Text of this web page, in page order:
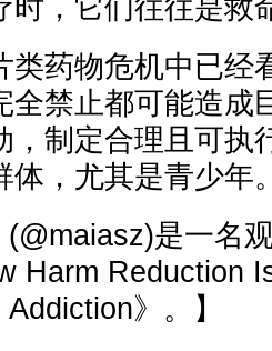
时，它们往往是救
类药物危机中已经
全禁止都可能造成
，制定合理且可执
体，尤其是青少年
(@maiasz)是一名
Harm Reduction
》。】